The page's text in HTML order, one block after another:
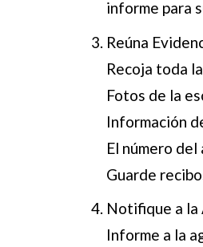
informe para
Reúna
Recoja toda
Fotos de la
Información
El número
Guarde
Notifique a
Informe a la